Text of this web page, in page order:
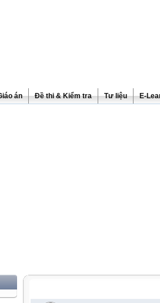
án Đề thi & Kiểm tra Tư liệu E-